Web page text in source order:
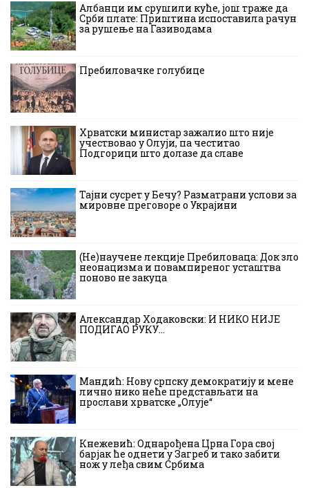
Албанци им срушили куће, још траже да
Срби плате: Приштина испоставила рачун
за рушење на Газиводама
Пребиловачке голубице
Хрватски министар зажалио што није
учествовао у Олуји, па честитао
Подгорици што долазе да славе
Тајни сусрет у Бечу? Разматрани услови за
мировне преговоре о Украјини
(Не)научене лекције Пребиловаца: Док зло
неонацизма и повампиреног усташтва
поново не закуца
Александар Ходаковски: И НИКО НИЈЕ
ПОДИГАО РУКУ…
Мандић: Нову српску демократију и мене
лично нико неће представљати на
прослави хрватске „Олује“
Кнежевић: Однарођена Црна Гора свој
барјак ће однети у Загреб и тако забити
нож у леђа свим Србима